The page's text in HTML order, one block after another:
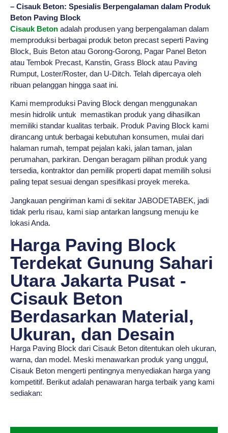
– Cisauk Beton: Spesialis Berpengalaman dalam Produk
Beton Paving Block
Cisauk Beton adalah produsen yang berpengalaman dalam
memproduksi berbagai produk beton precast seperti Paving
Block, Buis Beton atau Gorong-Gorong, Pagar Panel Beton
atau Tembok Precast, Kanstin, Grass Block atau Paving
Rumput, Loster/Roster, dan U-Ditch. Telah dipercaya oleh
ribuan pelanggan hingga saat ini.
Kami memproduksi Paving Block dengan menggunakan
mesin hidrolik untuk memastikan produk yang dihasilkan
memiliki standar kualitas terbaik. Produk Paving Block kami
dirancang untuk berbagai kebutuhan konsumen, mulai dari
halaman rumah, tempat pejalan kaki, jalan taman, jalan
perumahan, parkiran. Dengan beragam pilihan produk yang
tersedia, kontraktor dan pemilik properti dapat memilih solusi
paling tepat sesuai dengan spesifikasi proyek mereka.
Jangkauan pengiriman kami di sekitar JABODETABEK, jadi
tidak perlu risau, kami siap antarkan langsung menuju ke
lokasi Anda.
Harga Paving Block
Terdekat Gunung Sahari
Utara Jakarta Pusat -
Cisauk Beton
Berdasarkan Material,
Ukuran, dan Desain
Harga Paving Block dari Cisauk Beton ditentukan oleh ukuran,
warna, dan model. Meski menawarkan produk yang unggul,
Cisauk Beton mengerti pentingnya menyediakan harga yang
kompetitif. Berikut adalah penawaran harga terbaik yang kami
sediakan: